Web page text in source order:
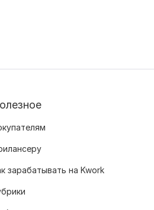
зарабатывать на Kwork